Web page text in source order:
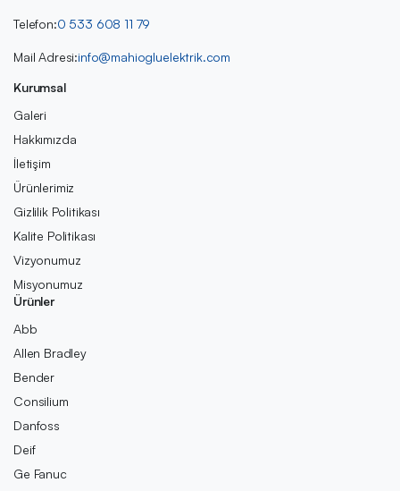
Telefon:0 533 608 11 79
Mail Adresi:info@mahiogluelektrik.com
Kurumsal
Galeri
Hakkımızda
İletişim
Ürünlerimiz
Gizlilik Politikası
Kalite Politikası
Vizyonumuz
Misyonumuz
Ürünler
Abb
Allen Bradley
Bender
Consilium
Danfoss
Deif
Ge Fanuc